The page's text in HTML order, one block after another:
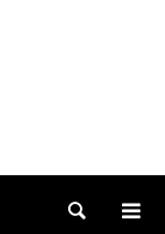
検索